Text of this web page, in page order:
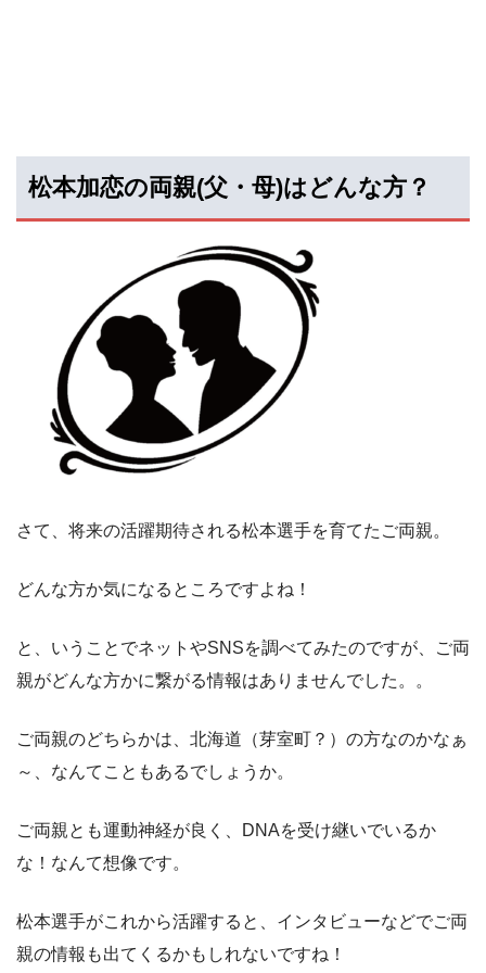
松本加恋の両親(父・母)はどんな方？
さて、将来の活躍期待される松本選手を育てたご両親。
どんな方か気になるところですよね！
と、いうことでネットやSNSを調べてみたのですが、ご両
親がどんな方かに繋がる情報はありませんでした。。
ご両親のどちらかは、北海道（芽室町？）の方なのかなぁ
～、なんてこともあるでしょうか。
ご両親とも運動神経が良く、DNAを受け継いでいるか
な！なんて想像です。
松本選手がこれから活躍すると、インタビューなどでご両
親の情報も出てくるかもしれないですね！